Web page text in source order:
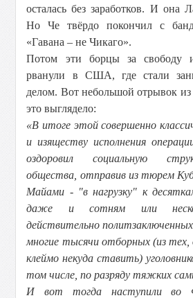
осталась без заработков. И она
Но Че твёрдо покончил с
«Гавана – не Чикаго».
Потом эти борцы за свободу
рванули в США, где стали
делом. Вот небольшой отрывок из
это выглядело:
«В итоге этой совершенно
и изяществу исполнения
оздоровил социальную
общества, отправив из тюрем
Майами - "в нагрузку" к
даже и сотням или
действительно
многие тысячи отборных (из тех,
клеймо некуда ставить)
том числе, по разряду тяжких
И вот тогда наступили во